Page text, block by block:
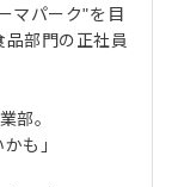
マパーク"を目
部門の正社員
部。
も」